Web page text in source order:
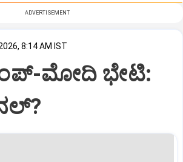
ADVERTISEMENT
8:14 AM IST
ಮೋದಿ ಭೇಟಿ: